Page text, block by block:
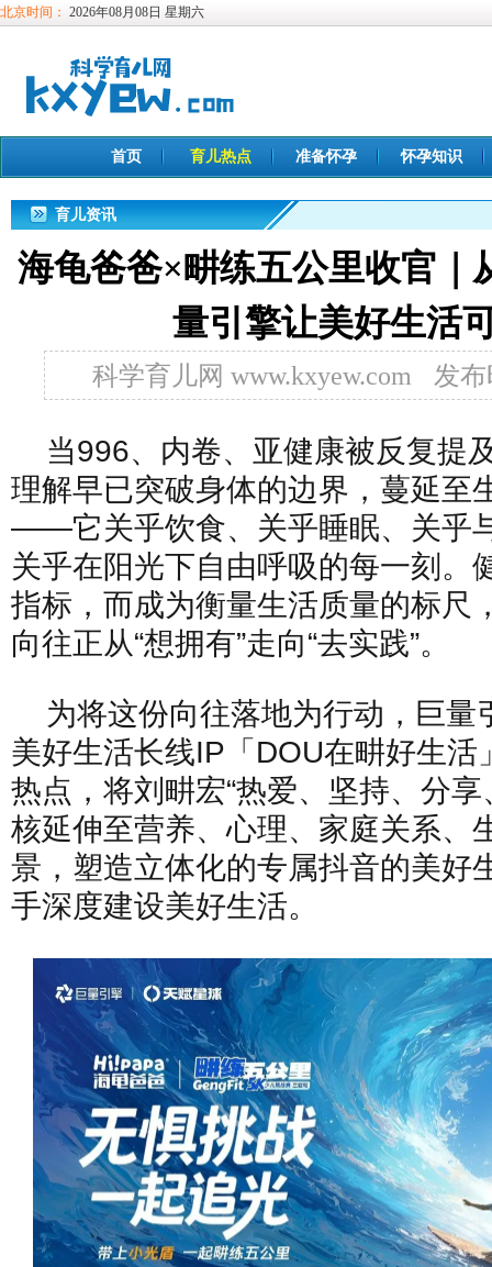
北京时间： 2026年08月08日 星期六
首页 育儿热点 准备怀孕 怀孕知识
育儿资讯
海龟爸爸×畊练五公里收官｜
量引擎让美好生活
科学育儿网 www.kxyew.com 发布
当996、内卷、亚健康被反复提
理解早已突破身体的边界，蔓延至
——它关乎饮食、关乎睡眠、关乎
关乎在阳光下自由呼吸的每一刻。
指标，而成为衡量生活质量的标尺
向往正从“想拥有”走向“去实践”。
为将这份向往落地为行动，巨量
美好生活长线IP「DOU在畊好生活
热点，将刘畊宏“热爱、坚持、分
核延伸至营养、心理、家庭关系、
景，塑造立体化的专属抖音的美好
手深度建设美好生活。